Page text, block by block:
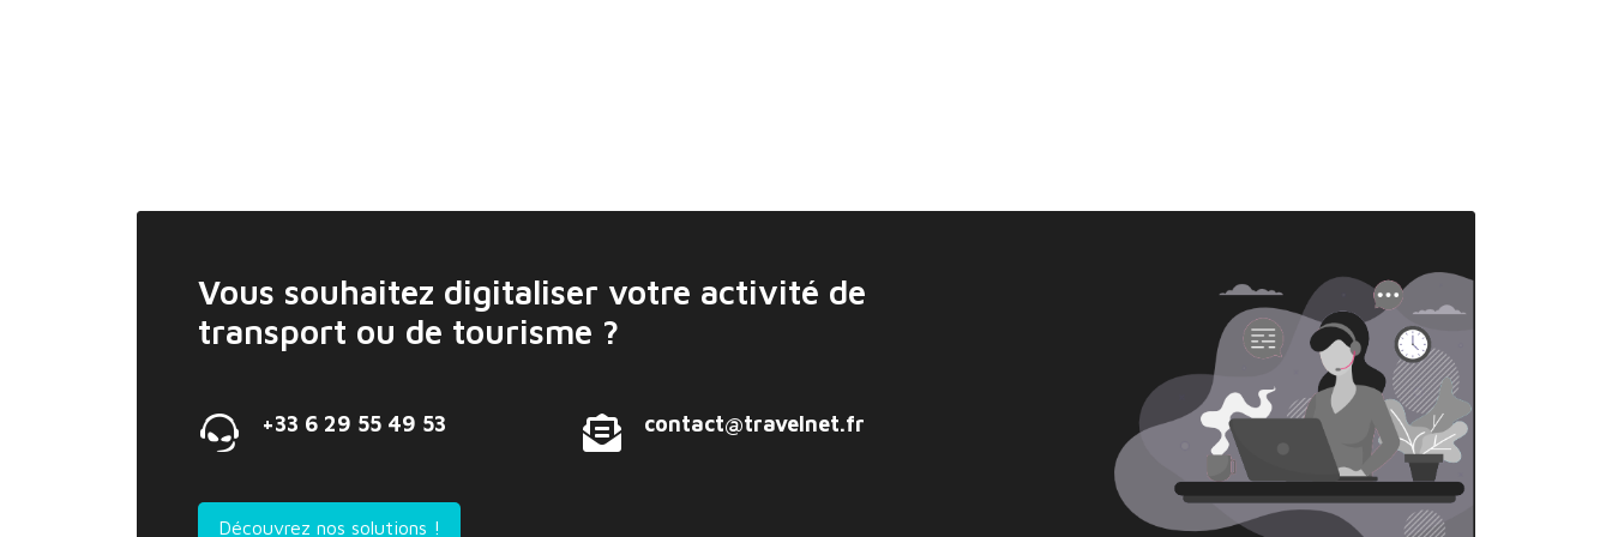
Vous souhaitez digitaliser votre activité de
transport ou de tourisme ?
+33 6 29 55 49 53 contact@travelnet.fr
Découvrez nos solutions !